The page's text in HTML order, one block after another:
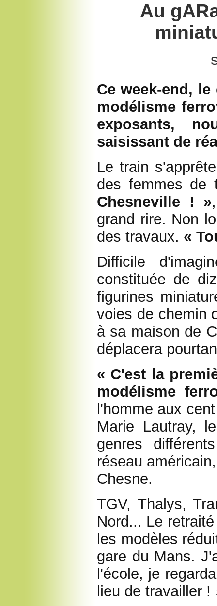
Au
Ce week-end,
modélisme
exposants,
saisissant de
Le train
des femmes
Chesneville
! »
grand rire. Non
des travaux. «
Difficile
constituée de
figurines
voies de chemin
à sa maison de
déplacera
« C'est la
modélisme
l'homme aux
Marie Lautray,
genres
réseau
Chesne.
TGV, Thalys,
Nord... Le
les modèles
gare du Mans.
l'école, je
lieu de travailler !